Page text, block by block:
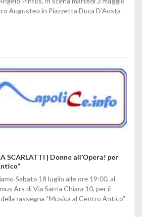
Augusteo in Piazzetta Duca D’Aosta
SCARLATTI | Donne all’Opera! per
Sabato 18 luglio alle ore 19:00, al
Ars di Via Santa Chiara 10, per il
rassegna “Musica al Centro Antico”